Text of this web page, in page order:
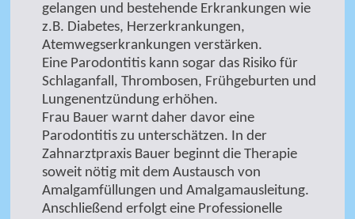
gelangen und bestehende Erkrankungen wie
z.B. Diabetes, Herzerkrankungen,
Atemwegserkrankungen verstärken.
Eine Parodontitis kann sogar das Risiko für
Schlaganfall, Thrombosen, Frühgeburten und
Lungenentzündung erhöhen.
Frau Bauer warnt daher davor eine
Parodontitis zu unterschätzen. In der
Zahnarztpraxis Bauer beginnt die Therapie
soweit nötig mit dem Austausch von
Amalgamfüllungen und Amalgamausleitung.
Anschließend erfolgt eine Professionelle